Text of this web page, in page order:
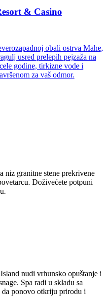
& Casino
obali ostrva Mahe,
usred prelepih pejzaža na
godine, tirkizne vode i
za vaš odmor.
niz granitne stene prekrivene
Doživećete potpuni
nudi vrhunsko opuštanje i
Spa radi u skladu sa
ponovo otkriju prirodu i